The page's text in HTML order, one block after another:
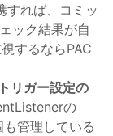
れば、コミッ
ック結果が自
するならPAC
リガー設定の
の
管理している